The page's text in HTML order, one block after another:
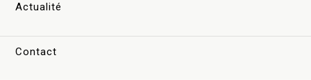
Actualité
Contact